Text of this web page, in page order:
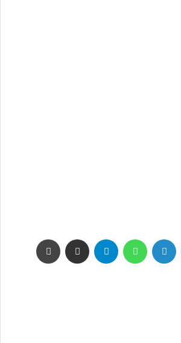
تويتر لينكدإن واتساب تيلقرام مشاركة عبر البريد